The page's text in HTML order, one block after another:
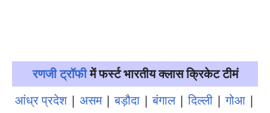
रणजी ट्रॉफीमें फर्स्ट भारतीय क्लास क्रिकेट टीमं
आंध्र प्रदेश| असम|बड़ौदा |बंगाल|दिल्ली |गोआ |